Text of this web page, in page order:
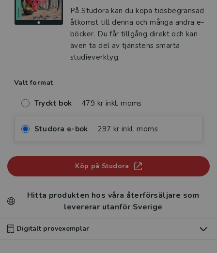
På Studora kan du köpa tidsbegränsad
åtkomst till denna och många andra e-
böcker. Du får tillgång direkt och kan
även ta del av tjänstens smarta
studieverktyg.
Valt format
Tryckt bok 479 kr inkl. moms
Studora e-bok 297 kr inkl. moms
Köp på Studora
Hitta produkten hos våra återförsäljare som
levererar utanför Sverige
Digitalt provexemplar